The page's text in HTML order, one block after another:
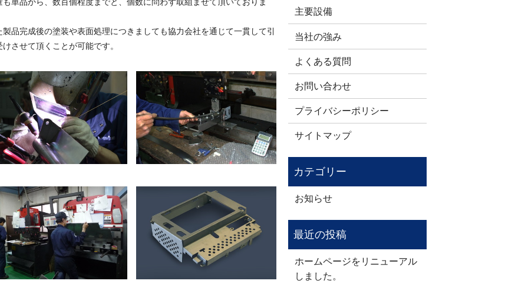
製品完成後の塗装や表面処理につきましても協力会社を通じて一貫して引
けさせて頂くことが可能です。
主要設備
当社の強み
よくある質問
お問い合わせ
プライバシーポリシー
サイトマップ
お知らせ
ホームページをリニューアル
しました。